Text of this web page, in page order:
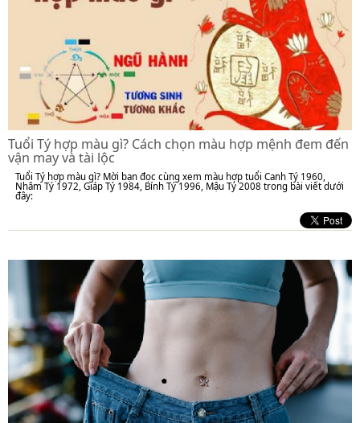
Tuổi Tý hợp màu gì? Cách chọn màu hợp mệnh đem đến
vận may và tài lộc
Tuổi Tý hợp màu gì? Mời bạn đọc cùng xem màu hợp tuổi Canh Tý 1960,
Nhâm Tý 1972, Giáp Tý 1984, Bính Tý 1996, Mậu Tý 2008 trong bài viết dưới
đây: